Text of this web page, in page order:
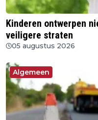
Kinderen ontwerpen
veiligere straten
05 augustus 2026
Algemeen